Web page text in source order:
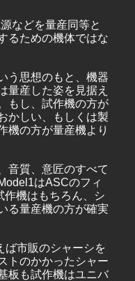
などを量産同等と
るための機体ではな
う思想のもと、機器
量産した姿を見据え
もし、試作機の方が
かしい、もしくは製
機の方が量産機より
音質、意匠のすべて
はASCのフィ
作機はもちろん、シ
る量産機の方が確実
ば市販のシャーシを
トのかかったシャー
板も試作機はユニバ